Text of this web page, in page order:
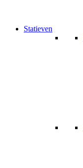
Statieven